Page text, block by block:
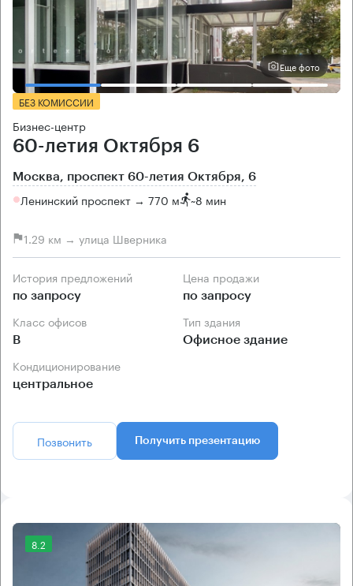
Еще фото
БЕЗ КОМИССИИ
Бизнес-центр
60-летия Октября 6
Москва, проспект 60-летия Октября, 6
Ленинский проспект → 770 м ~8 мин
1.29 км → улица Шверника
История предложений
по запросу
Цена продажи
по запросу
Класс офисов
B
Тип здания
Офисное здание
Кондиционирование
центральное
Позвонить Получить презентацию
8.2